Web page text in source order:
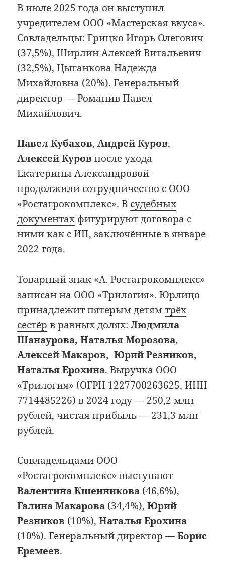
В июле 2025 года он выступил
учредителем ООО «Мастерская вкуса».
Совладельцы: Грицко Игорь Олегович
(37,5%), Ширлин Алексей Витальевич
(32,5%), Цыганкова Надежда
Михайловна (20%). Генеральный
директор — Романив Павел
Михайлович.
Павел Кубахов,Андрей Куров,
Алексей Куров после ухода
Екатерины Александровой
продолжили сотрудничество с ООО
«Ростагрокомплекс». В судебных
документах фигурируют договора с
ними как с ИП, заключённые в январе
2022 года.
Товарный знак «А. Ростагрокомплекс»
записан на ООО «Трилогия». Юрлицо
принадлежит пятерым детямтрёх
сестёр в равных долях:Людмила
Шанаурова, Наталья Морозова,
Алексей Макаров, Юрий Резников,
Наталья Ерохина. Выручка ООО
«Трилогия» (ОГРН 1227700263625, ИНН
7714485226) в 2024 году — 250,2 млн
рублей, чистая прибыль — 231,3 млн
рублей.
Совладельцами ООО
«Ростагрокомплекс» выступают
Валентина Кшенникова (46,6%),
Галина Макарова (34,4%),Юрий
Резников (10%),Наталья Ерохина
(10%). Генеральный директор —Борис
Еремеев.